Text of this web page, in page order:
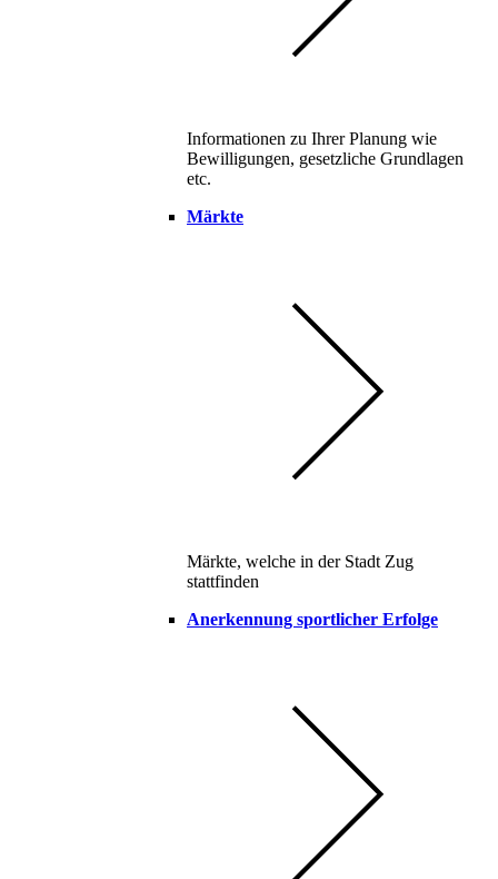
Informationen zu Ihrer Planung wie
Bewilligungen, gesetzliche Grundlagen
etc.
Märkte
Märkte, welche in der Stadt Zug
stattfinden
Anerkennung sportlicher Erfolge